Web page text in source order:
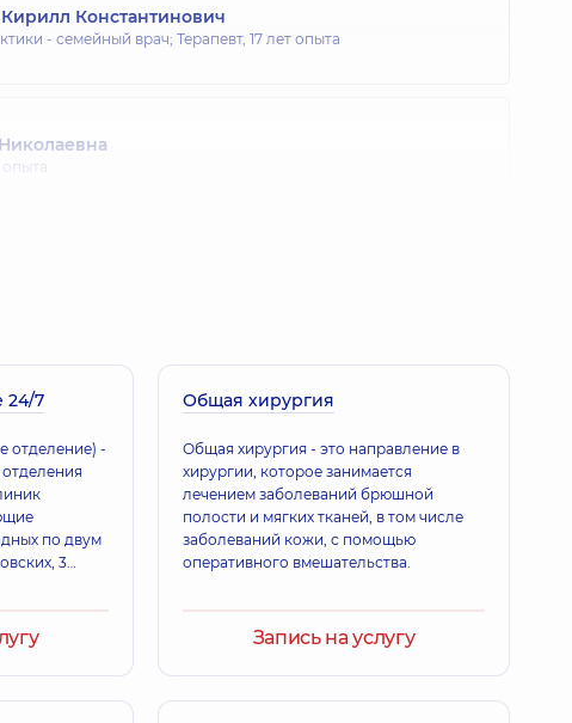
Константинович
- семейный врач; Терапевт, 17 лет опыта
опыта
Николаевна
23 лет опыта
25 лет опыта
24/7
отделение) -
по двум
3
Общая хирургия
Общая хирургия - это направление в
хирургии, которое занимается
лечением заболеваний брюшной
полости и мягких тканей, в том числе
заболеваний кожи, с помощью
оперативного вмешательства.
Запись на услугу